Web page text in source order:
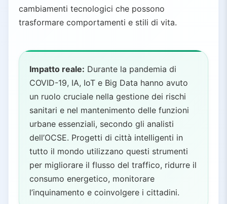
cambiamenti tecnologici che possono
trasformare comportamenti e stili di vita.
Impatto reale: Durante la pandemia di
COVID-19, IA, IoT e Big Data hanno avuto
un ruolo cruciale nella gestione dei rischi
sanitari e nel mantenimento delle funzioni
urbane essenziali, secondo gli analisti
dell’OCSE. Progetti di città intelligenti in
tutto il mondo utilizzano questi strumenti
per migliorare il flusso del traffico, ridurre il
consumo energetico, monitorare
l’inquinamento e coinvolgere i cittadini.